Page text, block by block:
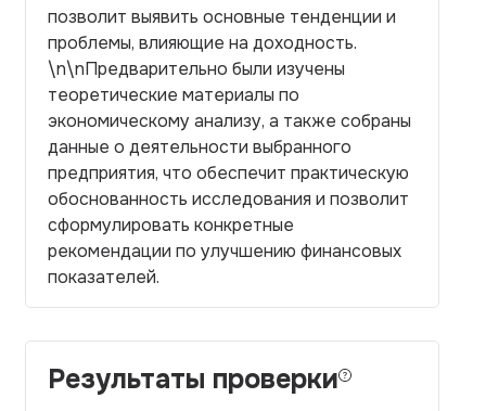
позволит выявить основные тенденции и
проблемы, влияющие на доходность.
\n\nПредварительно были изучены
теоретические материалы по
экономическому анализу, а также собраны
данные о деятельности выбранного
предприятия, что обеспечит практическую
обоснованность исследования и позволит
сформулировать конкретные
рекомендации по улучшению финансовых
показателей.
Результаты проверки